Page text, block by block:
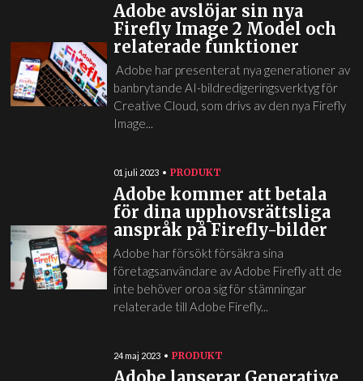
Adobe avslöjar sin nya
Firefly Image 2 Model och
relaterade funktioner
Adobe har presenterat nya generationer av
banbrytande AI-bildredigeringsverktyg för
Creative Cloud, som drivs av den nya Firefly
Image...
01 juli 2023 PRODUKT
Adobe kommer att betala
för dina upphovsrättsliga
anspråk på Firefly-bilder
Adobe har försökt försäkra sina
företagsanvändare av Adobe Firefly att de
inte behöver oroa sig för stämningar
relaterade till Adobe Firefly...
24 maj 2023 PRODUKT